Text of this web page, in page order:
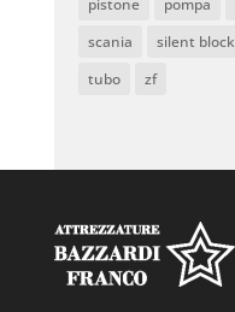
pistone
pompa
scania
silent block
tubo
zf